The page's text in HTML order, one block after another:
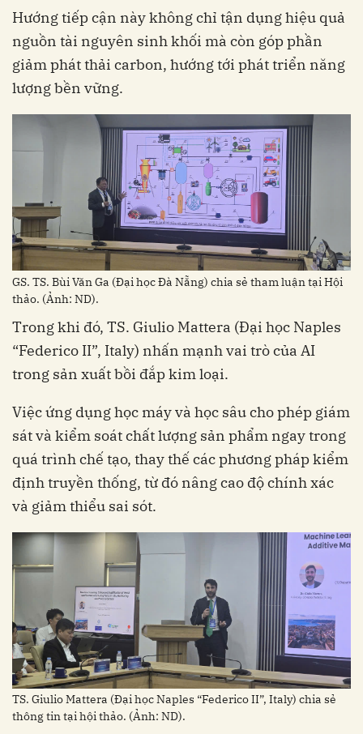
Hướng tiếp cận này không chỉ tận dụng hiệu quả
nguồn tài nguyên sinh khối mà còn góp phần
giảm phát thải carbon, hướng tới phát triển năng
lượng bền vững.
GS. TS. Bùi Văn Ga (Đại học Đà Nẵng) chia sẻ tham luận tại Hội
thảo. (Ảnh: ND).
Trong khi đó, TS. Giulio Mattera (Đại học Naples
“Federico II”, Italy) nhấn mạnh vai trò của AI
trong sản xuất bồi đắp kim loại.
Việc ứng dụng học máy và học sâu cho phép giám
sát và kiểm soát chất lượng sản phẩm ngay trong
quá trình chế tạo, thay thế các phương pháp kiểm
định truyền thống, từ đó nâng cao độ chính xác
và giảm thiểu sai sót.
TS. Giulio Mattera (Đại học Naples “Federico II”, Italy) chia sẻ
thông tin tại hội thảo. (Ảnh: ND).